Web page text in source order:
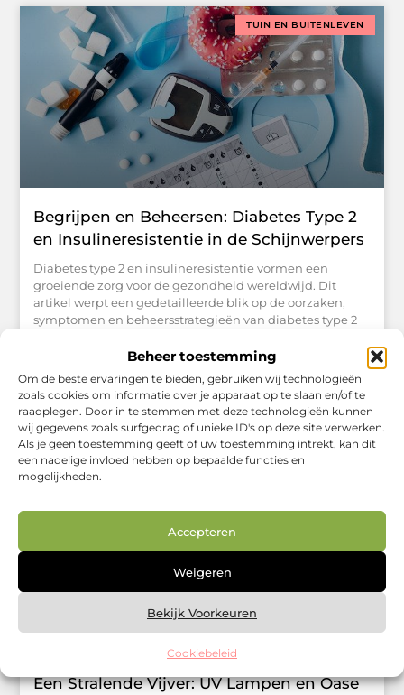
Beheer toestemming
Om de beste ervaringen te bieden, gebruiken wij technologieën
zoals cookies om informatie over je apparaat op te slaan en/of te
raadplegen. Door in te stemmen met deze technologieën kunnen
wij gegevens zoals surfgedrag of unieke ID's op deze site verwerken.
Als je geen toestemming geeft of uw toestemming intrekt, kan dit
een nadelige invloed hebben op bepaalde functies en
mogelijkheden.
Accepteren
Weigeren
Bekijk Voorkeuren
Cookiebeleid
TUIN EN BUITENLEVEN
Begrijpen en Beheersen: Diabetes Type 2
en Insulineresistentie in de Schijnwerpers
Diabetes type 2 en insulineresistentie vormen een
groeiende zorg voor de gezondheid wereldwijd. Dit
artikel werpt een gedetailleerde blik op de oorzaken,
symptomen en beheersstrategieën van diabetes type 2
2: Een Wereldwijde Epidemie Diabetes type 2 is een
onvoldoende insuline produceert of de geproduceerde
insuline niet effectief gebruikt. Deze vorm van diabetes
wordt vaak geassocieerd met levensstijlfactoren zoals
Een Stralende Vijver: UV Lampen en Oase